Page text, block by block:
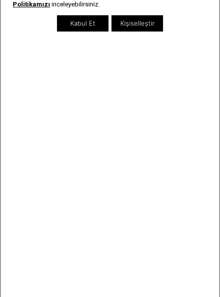
Sıkça Sorulan Sorular
Politikamızı inceleyebilirsiniz.
Kabul Et Kişiselleştir